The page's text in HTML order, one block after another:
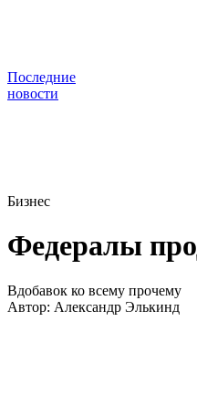
Последние
новости
Бизнес
Федералы
Вдобавок ко всему прочему
Автор: Александр Элькинд